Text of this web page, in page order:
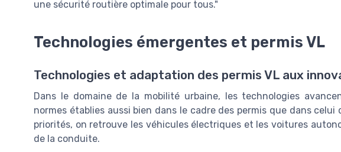
une sécurité routière optimale pour tous."
Technologies émergentes et permis VL
Technologies et adaptation des permis VL aux
Dans le domaine de la mobilité urbaine, les technologies
normes établies aussi bien dans le cadre des permis que dans
priorités, on retrouve les véhicules électriques et les voitures
de la conduite.